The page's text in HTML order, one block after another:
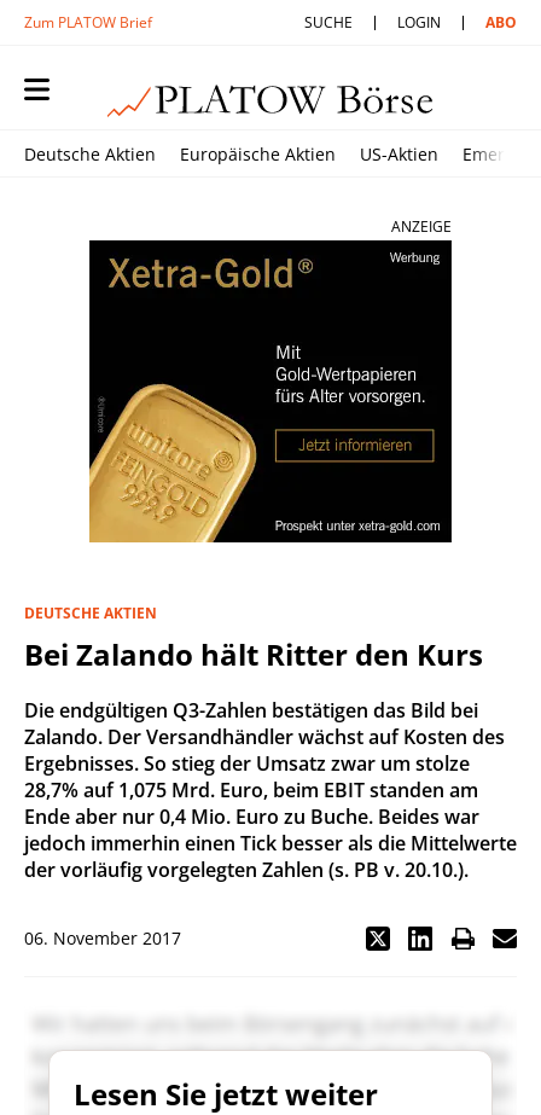
Zum PLATOW Brief SUCHE LOGIN ABO
Deutsche Aktien Europäische Aktien US-Aktien
ANZEIGE
DEUTSCHE AKTIEN
Bei Zalando hält Ritter den Kurs
Die endgültigen Q3-Zahlen bestätigen das Bild bei
Zalando. Der Versandhändler wächst auf Kosten des
Ergebnisses. So stieg der Umsatz zwar um stolze
28,7% auf 1,075 Mrd. Euro, beim EBIT standen am
Ende aber nur 0,4 Mio. Euro zu Buche. Beides war
jedoch immerhin einen Tick besser als die Mittelwerte
der vorläufig vorgelegten Zahlen (s. PB v. 20.10.).
06. November 2017
Lesen Sie jetzt weiter